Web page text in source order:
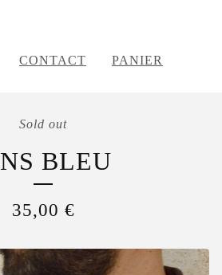
CONTACT PANIER
Sold out
BLEU
35,00 €